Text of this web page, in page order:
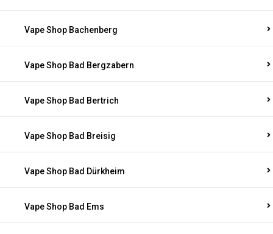
Vape Shop Bachenberg
Vape Shop Bad Bergzabern
Vape Shop Bad Bertrich
Vape Shop Bad Breisig
Vape Shop Bad Dürkheim
Vape Shop Bad Ems